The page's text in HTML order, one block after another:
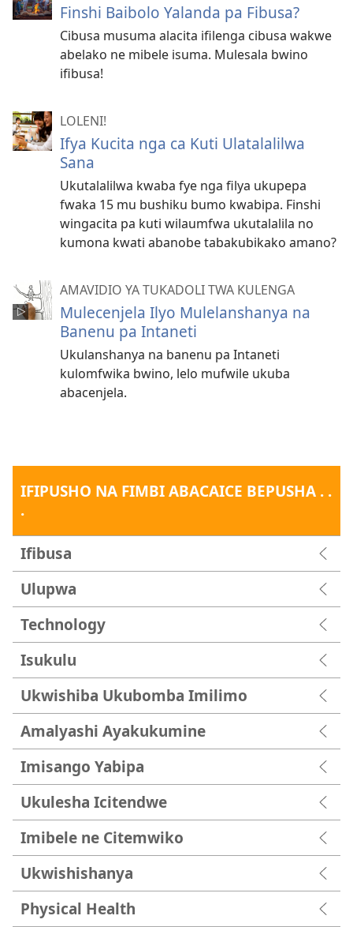
Finshi Baibolo Yalanda pa Fibusa?
Cibusa musuma alacita ifilenga cibusa wakwe
abelako ne mibele isuma. Mulesala bwino
ifibusa!
LOLENI!
Ifya Kucita nga ca Kuti Ulatalalilwa
Sana
Ukutalalilwa kwaba fye nga filya ukupepa
fwaka 15 mu bushiku bumo kwabipa. Finshi
wingacita pa kuti wilaumfwa ukutalalila no
kumona kwati abanobe tabakubikako amano?
AMAVIDIO YA TUKADOLI TWA KULENGA
Mulecenjela Ilyo Mulelanshanya na
Banenu pa Intaneti
Ukulanshanya na banenu pa Intaneti
kulomfwika bwino, lelo mufwile ukuba
abacenjela.
IFIPUSHO NA FIMBI ABACAICE BEPUSHA . .
.
Ifibusa
Ulupwa
Technology
Isukulu
Ukwishiba Ukubomba Imilimo
Amalyashi Ayakukumine
Imisango Yabipa
Ukulesha Icitendwe
Imibele ne Citemwiko
Ukwishishanya
Physical Health